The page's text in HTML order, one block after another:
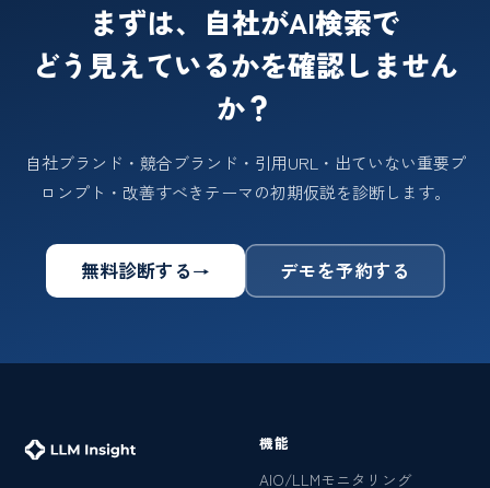
まずは、自社がAI検索で
どう見えているかを確認しません
か？
自社ブランド・競合ブランド・引用URL・出ていない重要プ
ロンプト・改善すべきテーマの初期仮説を診断します。
無料診断する→ デモを予約する
機能
AIO/LLMモニタリング